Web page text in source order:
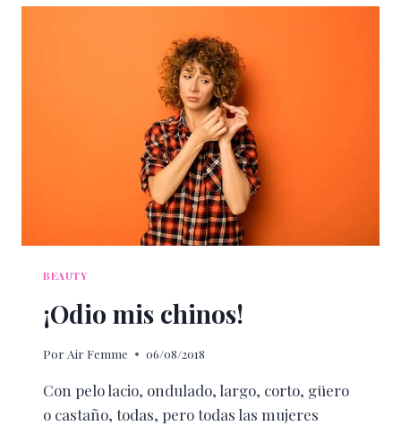
BEAUTY
¡Odio mis chinos!
Por Air Femme 06/08/2018
Con pelo lacio, ondulado, largo, corto, güero
o castaño, todas, pero todas las mujeres